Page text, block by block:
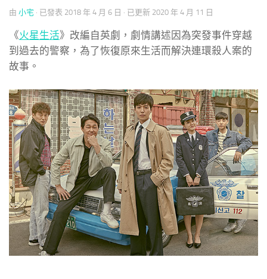
由 小宅 · 已發表 2018 年 4 月 6 日 · 已更新 2020 年 4 月 11 日
《火星生活》改編自英劇，劇情講述因為突發事件穿越
到過去的警察，為了恢復原來生活而解決連環殺人案的
故事。